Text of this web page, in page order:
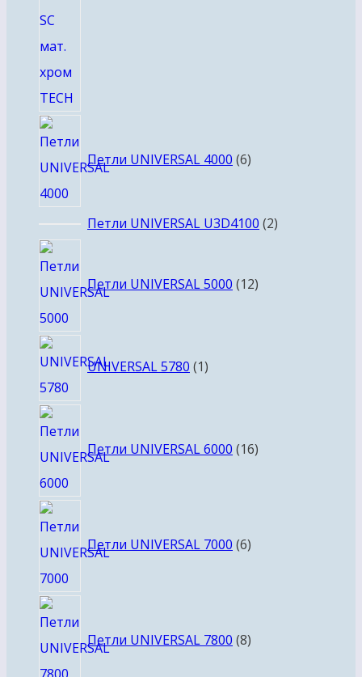
Петли UNIVERSAL 4000 6товаров
Петли UNIVERSAL U3D4100 22
Петли UNIVERSAL 5000 12товаров
UNIVERSAL 5780 1товар
Петли UNIVERSAL 6000 16товаров
Петли UNIVERSAL 7000 6товаров
Петли UNIVERSAL 7800 8товаров